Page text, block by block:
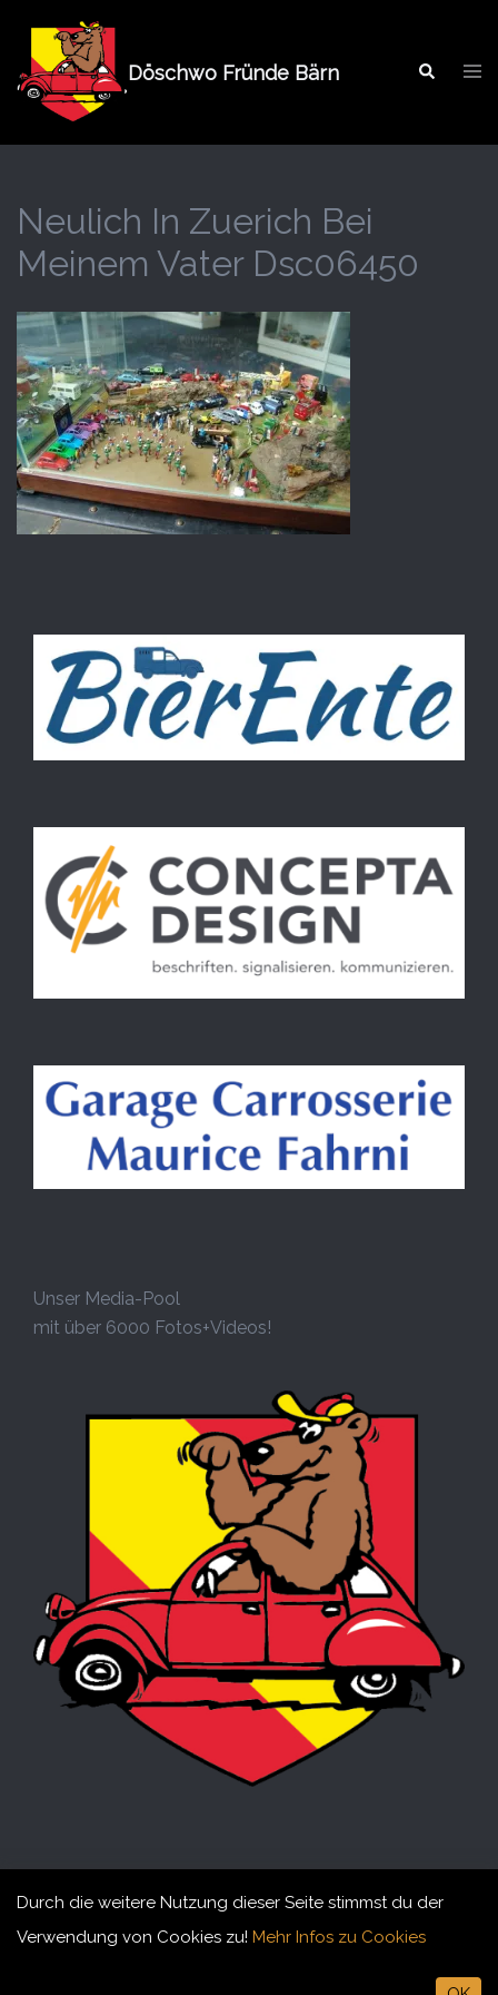
Inhalt
Döschwo Fründe Bärn Search
Neulich In Zuerich Bei
Meinem Vater Dsc06450
Unser Media-Pool
mit über 6000 Fotos+Videos!
© 2015-2026 Döschwo Fründe Bärn. All rights reserved
Durch die weitere Nutzung dieser Seite stimmst du der
Verwendung von Cookies zu! Mehr Infos zu Cookies